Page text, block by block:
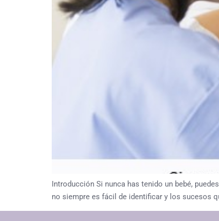
Introducción Si nunca has tenido un bebé,
no siempre es fácil de identificar y los sucesos